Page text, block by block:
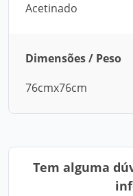
Acetinado
Dimensões / Peso
76cmx76cm
Tem alguma